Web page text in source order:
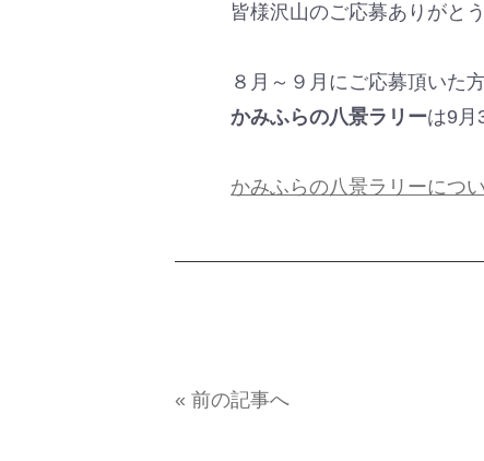
皆様沢山のご応募ありがと
８月～９月にご応募頂いた
かみふらの八景ラリーは9月
かみふらの八景ラリーにつ
« 前の記事へ